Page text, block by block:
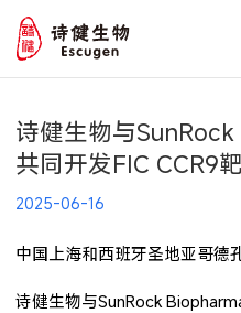
诗健生物与
共同开发FIC CCR9
2025-06-16
中国上海和西班牙圣地亚哥德
诗健生物与SunRock